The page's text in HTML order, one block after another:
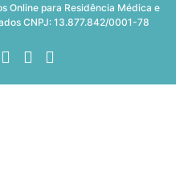
Online para Residência Médica e
CNPJ: 13.877.842/0001-78